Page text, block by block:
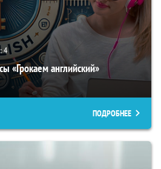
4
«Грокаем английский»
ПОДРОБНЕЕ